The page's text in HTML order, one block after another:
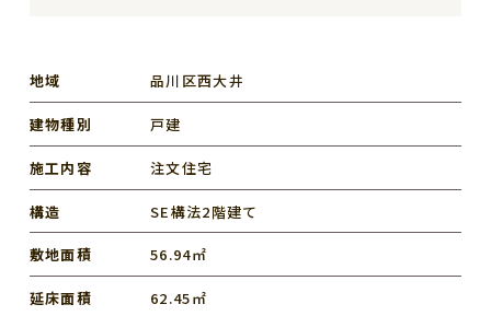
地域 品川区西大井
建物種別 戸建
施工内容 注文住宅
構造 SE構法2階建て
敷地面積 56.94㎡
延床面積 62.45㎡